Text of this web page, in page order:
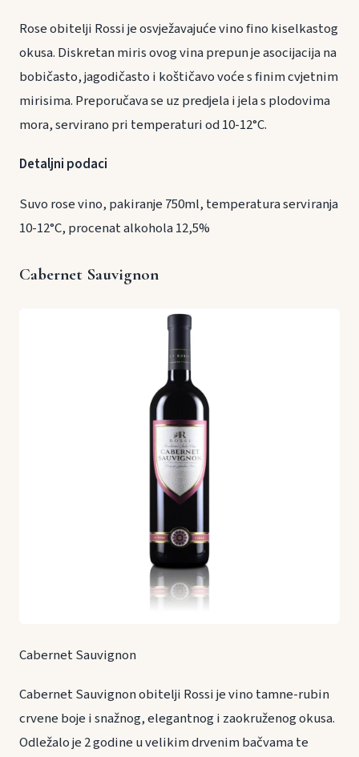
Rose obitelji Rossi je osvježavajuće vino fino kiselkastog
okusa. Diskretan miris ovog vina prepun je asocijacija na
bobičasto, jagodičasto i koštičavo voće s finim cvjetnim
mirisima. Preporučava se uz predjela i jela s plodovima
mora, servirano pri temperaturi od 10-12°C.
Detaljni podaci
Suvo rose vino, pakiranje 750ml, temperatura serviranja
10-12°C, procenat alkohola 12,5%
Cabernet Sauvignon
Cabernet Sauvignon
Cabernet Sauvignon obitelji Rossi je vino tamne-rubin
crvene boje i snažnog, elegantnog i zaokruženog okusa.
Odležalo je 2 godine u velikim drvenim bačvama te